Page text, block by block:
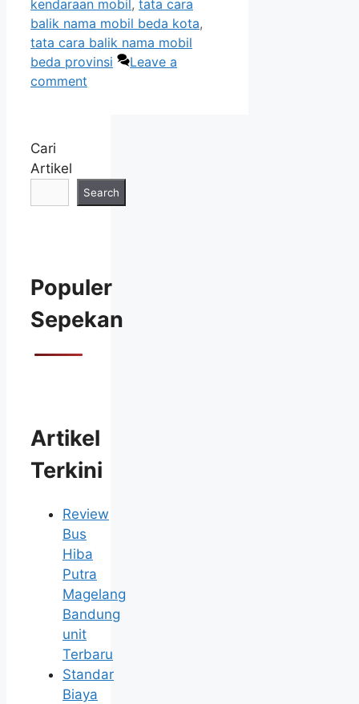
kendaraan mobil , tata cara
balik nama mobil beda kota,
tata cara balik nama mobil
beda provinsi
Leave a
comment
Cari
Artikel
Search
Populer
Sepekan
Artikel
Terkini
Review
Bus
Hiba
Putra
Magelang
Bandung
unit
Terbaru
Standar
Biaya